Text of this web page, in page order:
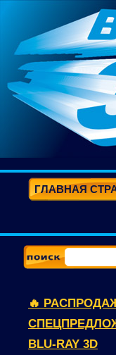
ГЛАВНАЯ
🔥
BLU-RAY 3D